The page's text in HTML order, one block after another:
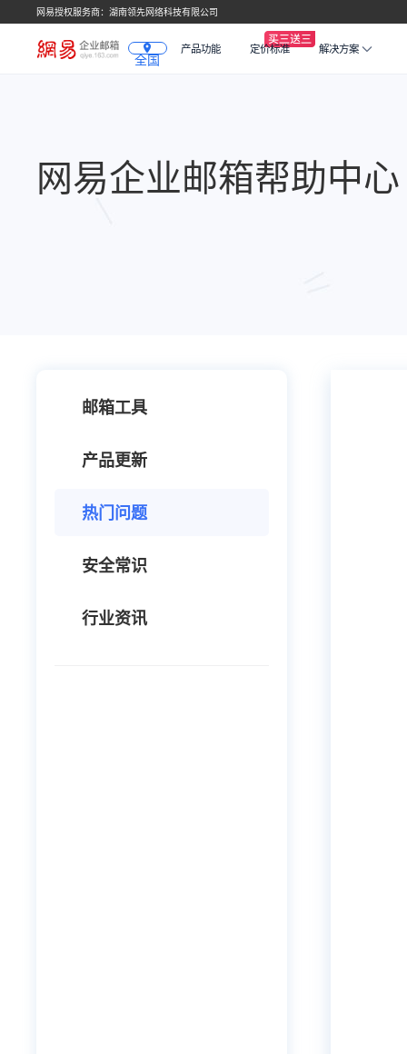
网易授权服务商：湖南领先网络科技有限公司
全国
产品功能 定价标准 解决方案
网易企业邮箱帮助中心
邮箱工具
产品更新
热门问题
安全常识
行业资讯